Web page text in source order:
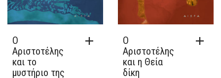
Ο
Αριστοτέλης
και το
μυστήριο της
Ο
Αριστοτέλης
και η Θεία
δίκη